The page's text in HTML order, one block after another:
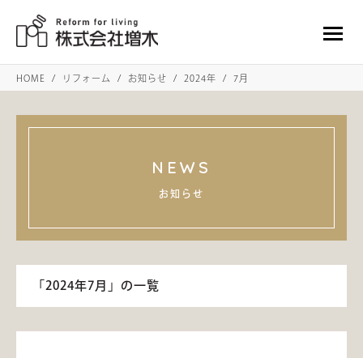
HOME リフォーム お知らせ 2024年 7月
NEWS
お知らせ
「2024年7月」の一覧